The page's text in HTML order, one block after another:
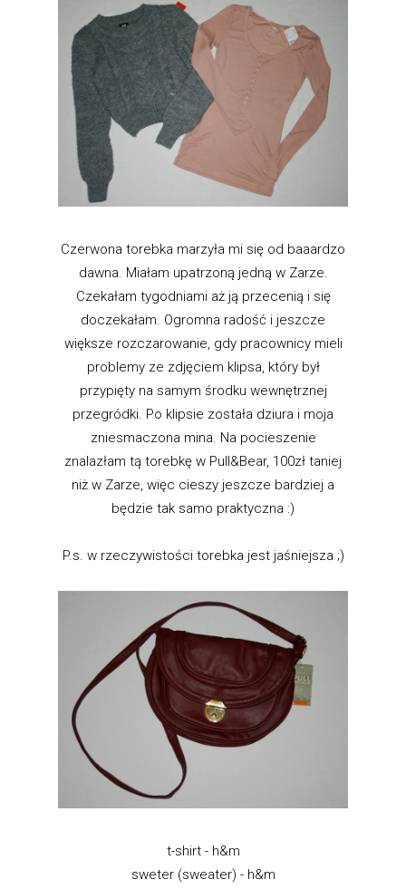
Czerwona torebka marzyła mi się od baaardzo
dawna. Miałam upatrzoną jedną w Zarze.
Czekałam tygodniami aż ją przecenią i się
doczekałam. Ogromna radość i jeszcze
większe rozczarowanie, gdy pracownicy mieli
problemy ze zdjęciem klipsa, który był
przypięty na samym środku wewnętrznej
przegródki. Po klipsie została dziura i moja
zniesmaczona mina. Na pocieszenie
znalazłam tą torebkę w Pull&Bear, 100zł taniej
niż w Zarze, więc cieszy jeszcze bardziej a
będzie tak samo praktyczna :)
P.s. w rzeczywistości torebka jest jaśniejsza ;)
t-shirt - h&m
sweter (sweater) - h&m